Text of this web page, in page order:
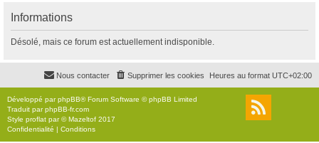
r
c
r
Informations
Désolé, mais ce forum est actuellement indisponible.
Heures au format UTC+02:00
Supprimer les cookies
Nous contacter
Développé parphpBB® Forum Software © phpBB Limited
Traduit parphpBB-fr.com
Style proflat par ©Mazeltof 2017
Confidentialité | Conditions